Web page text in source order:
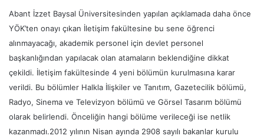
Abant İzzet Baysal Üniversitesinden yapılan açıklamada daha önce
YÖK’ten onayı çıkan İletişim fakültesine bu sene öğrenci
alınmayacağı, akademik personel için devlet personel
başkanlığından yapılacak olan atamaların beklendiğine dikkat
çekildi. İletişim fakültesinde 4 yeni bölümün kurulmasına karar
verildi. Bu bölümler Halkla İlişkiler ve Tanıtım, Gazetecilik bölümü,
Radyo, Sinema ve Televizyon bölümü ve Görsel Tasarım bölümü
olarak belirlendi. Önceliğin hangi bölüme verileceği ise netlik
kazanmadı.2012 yılının Nisan ayında 2908 sayılı bakanlar kurulu